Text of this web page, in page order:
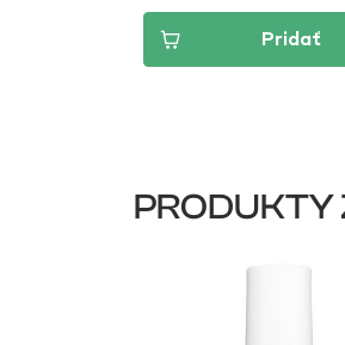
Pridať
PRODUKTY